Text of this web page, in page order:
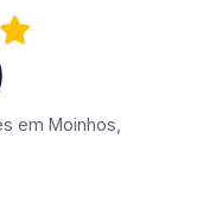
em Moinhos,